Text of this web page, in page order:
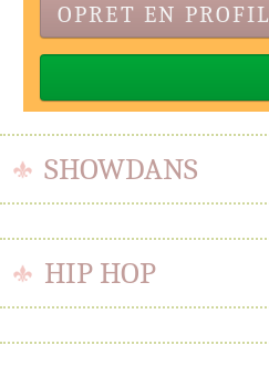
OPRET EN PROFIL
SHOWDANS
HIP HOP